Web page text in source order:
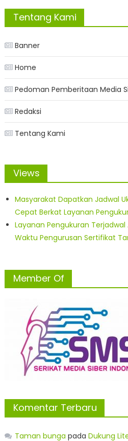
Tentang Kami
Banner
Home
Pedoman Pemberitaan Media
Redaksi
Tentang Kami
Views
Masyarakat Dapatkan Jadwal
Cepat Berkat Layanan
Layanan Pengukuran Terjadwal
Waktu Pengurusan Sertifikat
Member Of
Komentar Terbaru
Taman bunga pada Dukung